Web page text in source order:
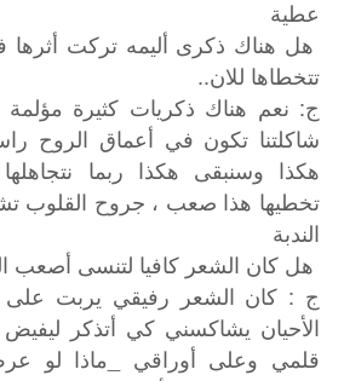
عطية
هل هناك ذكرى أليمه تركت
تتخطاها للان..
ج: نعم هناك ذكريات كثيرة
شاكلتنا تكون في أعماق الروح
هكذا وسنبقى هكذا ربما
تخطيها هذا صعب ، جروح القلوب
الندبة
هل كان الشعر كافيا لتنسى أصعب
ج : كان الشعر رفيقي يربت
الأحيان يشاكسني كي أتذكر
قلمي وعلى أوراقي _ماذا لو